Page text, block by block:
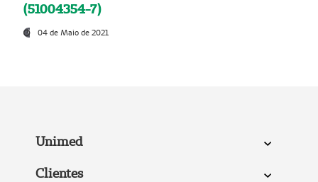
(51004354-7)
04 de Maio de 2021
Unimed
Clientes